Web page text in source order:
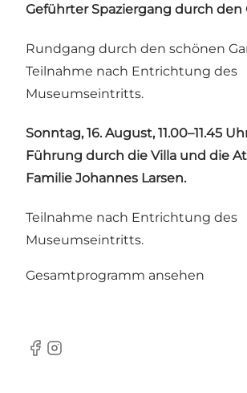
Geführter Spaziergang durch den
Rundgang durch den schönen
Teilnahme nach Entrichtung des
Museumseintritts.
Sonntag, 16. August, 11.00–11.45
Führung durch die Villa und die
Familie Johannes Larsen.
Teilnahme nach Entrichtung des
Museumseintritts.
Gesamtprogramm ansehen
Facebook
Instagram